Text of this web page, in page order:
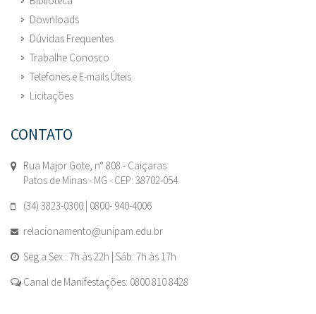
Downloads
Dúvidas Frequentes
Trabalhe Conosco
Telefones e E-mails Úteis
Licitações
CONTATO
Rua Major Gote, n° 808 - Caiçaras
Patos de Minas - MG - CEP: 38702-054.
(34) 3823-0300 | 0800- 940-4006
relacionamento@unipam.edu.br
Seg a Sex : 7h às 22h | Sáb: 7h às 17h
Canal de Manifestações: 0800 810 8428